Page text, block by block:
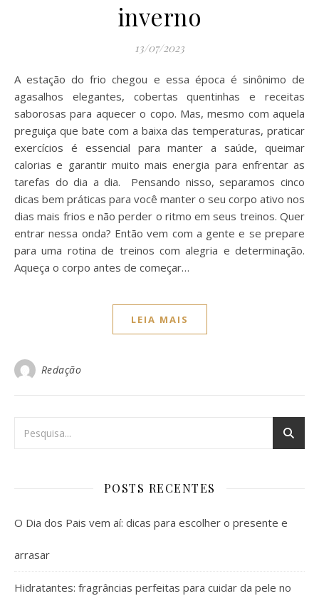
inverno
13/07/2023
A estação do frio chegou e essa época é sinônimo de
agasalhos elegantes, cobertas quentinhas e receitas
saborosas para aquecer o copo. Mas, mesmo com aquela
preguiça que bate com a baixa das temperaturas, praticar
exercícios é essencial para manter a saúde, queimar
calorias e garantir muito mais energia para enfrentar as
tarefas do dia a dia. Pensando nisso, separamos cinco
dicas bem práticas para você manter o seu corpo ativo nos
dias mais frios e não perder o ritmo em seus treinos. Quer
entrar nessa onda? Então vem com a gente e se prepare
para uma rotina de treinos com alegria e determinação.
Aqueça o corpo antes de começar…
LEIA MAIS
Redação
POSTS RECENTES
O Dia dos Pais vem aí: dicas para escolher o presente e
arrasar
Hidratantes: fragrâncias perfeitas para cuidar da pele no